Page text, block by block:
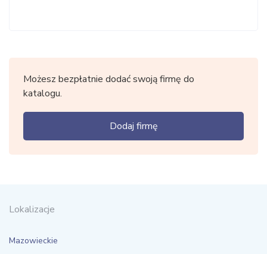
Możesz bezpłatnie dodać swoją firmę do
katalogu.
Dodaj firmę
Lokalizacje
Mazowieckie